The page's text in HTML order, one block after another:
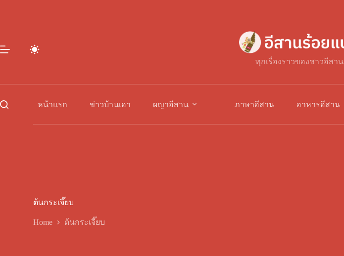
ทุกเรื่องราวของชาวอีสาน
หน้าแรก ข่าวบ้านเฮา ผญาอีสาน ภาษาอีสาน อาหารอีสาน
ต้นกระเจี๊ยบ
Home ต้นกระเจี๊ยบ